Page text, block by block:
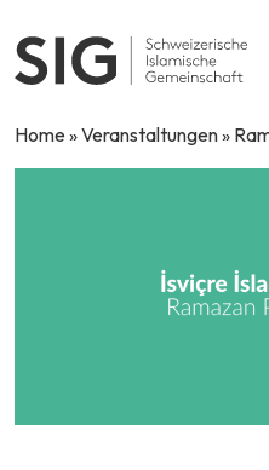
Home»Veranstaltungen»